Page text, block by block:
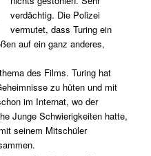
verdächtig. Die Polizei
vermutet, dass Turing ein
auf ein ganz anderes,
des Films. Turing hat
zu hüten und mit
im Internat, wo der
Junge Schwierigkeiten hatte,
seinem Mitschüler